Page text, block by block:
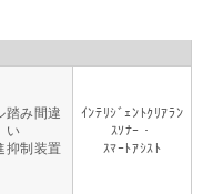
踏み間違
い
抑制装置
ｲﾝﾃﾘｼﾞｪﾝﾄｸﾘｱﾗﾝ
ｽｿﾅｰ・
ｽﾏｰﾄｱｼｽﾄ